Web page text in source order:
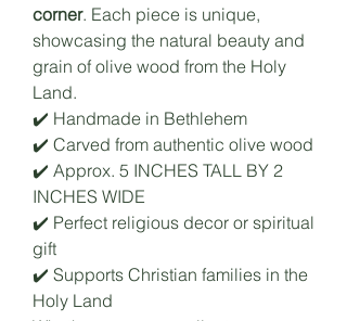
corner. Each piece is unique,
showcasing the natural beauty and
grain of olive wood from the Holy
Land.
✔️ Handmade in Bethlehem
✔️ Carved from authentic olive wood
✔️ Approx. 5 INCHES TALL BY 2
INCHES WIDE
✔️ Perfect religious decor or spiritual
gift
✔️ Supports Christian families in the
Holy Land